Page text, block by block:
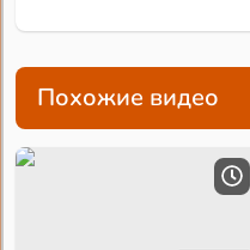
Похожие видео